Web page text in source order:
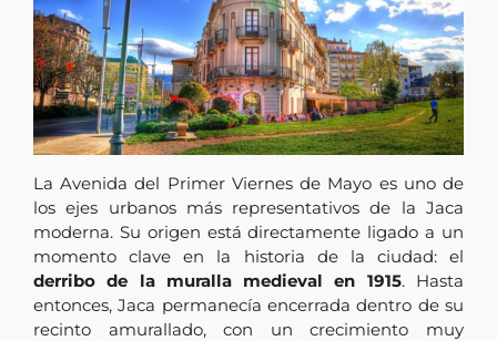
La Avenida del Primer Viernes de Mayo es uno de
los ejes urbanos más representativos de la Jaca
moderna. Su origen está directamente ligado a un
momento clave en la historia de la ciudad: el
derribo de la muralla medieval en 1915. Hasta
entonces, Jaca permanecía encerrada dentro de su
recinto amurallado, con un crecimiento muy